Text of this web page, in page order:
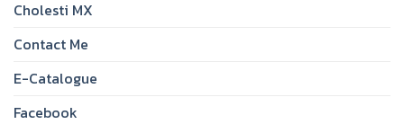
Cholesti MX
Contact Me
E-Catalogue
Facebook